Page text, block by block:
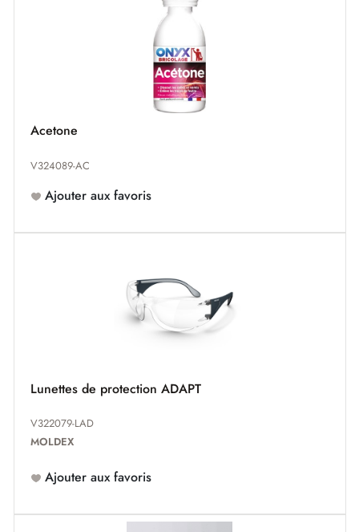
Acetone
V324089-AC
Ajouter aux favoris
Lunettes de protection ADAPT
V322079-LAD
MOLDEX
Ajouter aux favoris